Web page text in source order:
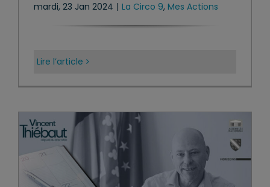
mardi, 23 Jan 2024 | La Circo 9, Mes Actions
Lire l’article